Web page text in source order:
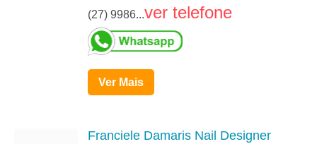
(27) 9986...ver telefone
Ver Mais
Franciele Damaris Nail Designer